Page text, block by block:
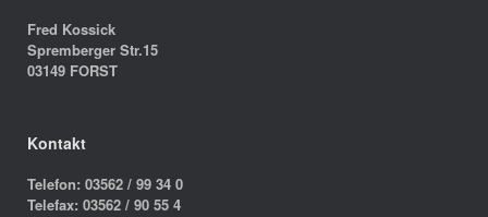
Fred Kossick
Spremberger Str.15
03149 FORST
Kontakt
Telefon: 03562 / 99 34 0
Telefax: 03562 / 90 55 4